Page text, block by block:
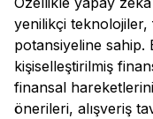
yenilikçi
potansiyeline sahip.
kişiselleştirilmiş
finansal
önerileri, alışveriş